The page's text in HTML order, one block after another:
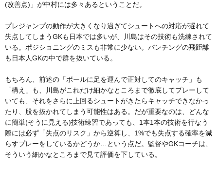
(改善点)」が中村には多々あるということだ。
プレジャンプの動作が大きくなり過ぎてシュートへの対応が遅れて
失点してしまうGKも日本では多いが、川島はその技術も洗練されて
いる。ポジショニングのミスも非常に少ない。パンチングの飛距離
も日本人GKの中で群を抜いている。
もちろん、前述の「ボールに足を運んで正対してのキャッチ」も
「構え」も、川島がこれだけ細かなところまで徹底してプレーして
いても、それをさらに上回るシュートがきたらキャッチできなかっ
たり、股を抜かれてしまう可能性はある。だが重要なのは、どんな
に簡単(そうに見える)技術練習であっても、1本1本の技術を行なう
際には必ず「失点のリスク」から逆算し、1%でも失点する確率を減
らすプレーをしているかどうか…という点だ。監督やGKコーチは、
そういう細かなところまで見て評価を下している。